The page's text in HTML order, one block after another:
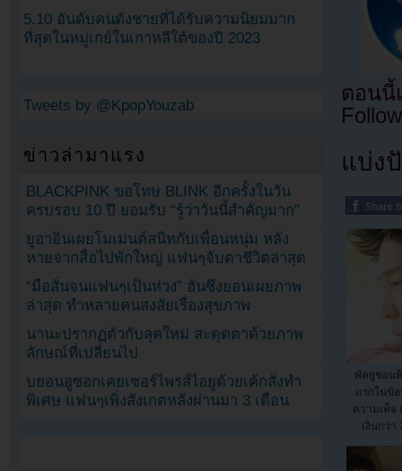
ตอนนี้
แบ่ง
พัคยูชอน
แรกในข้
ความเท็จ
เงินกว่า
5.10 อันดับคนดังชายที่ได้รับความนิยมมาก
ที่สุดในหมู่เกย์ในเกาหลีใต้ของปี 2023
Tweets by @KpopYouzab
ข่าวล่ามาแรง
BLACKPINK ขอโทษ BLINK อีกครั้งในวัน
ครบรอบ 10 ปี ยอมรับ “รู้ว่าวันนี้สำคัญมาก”
ยูอาอินเผยโมเมนต์สนิทกับเพื่อนหนุ่ม หลัง
หายจากสื่อไปพักใหญ่ แฟนๆจับตาชีวิตล่าสุด
“มือสั่นจนแฟนๆเป็นห่วง” ฮันซึงยอนเผยภาพ
ล่าสุด ทำหลายคนสงสัยเรื่องสุขภาพ
นานะปรากฏตัวกับลุคใหม่ สะดุดตาด้วยภาพ
ลักษณ์ที่เปลี่ยนไป
บยอนอูซอกเคยเซอร์ไพรส์ไอยูด้วยเค้กสั่งทำ
พิเศษ แฟนๆเพิ่งสังเกตหลังผ่านมา 3 เดือน